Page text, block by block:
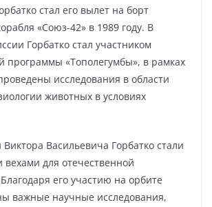
стал его вылет на борт
«Союз-42» в 1989 году. В
Горбатко стал участником
программы «Тополегумбы», в рамках
исследования в области
животных в условиях
Васильевича Горбатко стали
вехами для отечественной
его участию на орбите
важные научные исследования,